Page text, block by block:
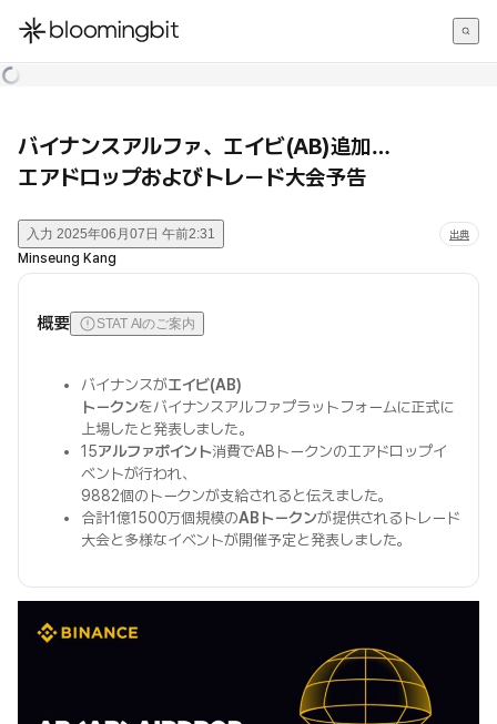
한국어
バイナンスアルファ、エイビ(AB)追加…
エアドロップおよびトレード大会予告
入力 2025年06月07日 午前2:31 出典
Minseung Kang
概要 STAT AIのご案内
バイナンスがエイビ(AB)
トークンをバイナンスアルファプラットフォームに正式に
上場したと発表しました。
15アルファポイント消費でABトークンのエアドロップイ
ベントが行われ、
9882個のトークンが支給されると伝えました。
合計1億1500万個規模のABトークンが提供されるトレード
大会と多様なイベントが開催予定と発表しました。